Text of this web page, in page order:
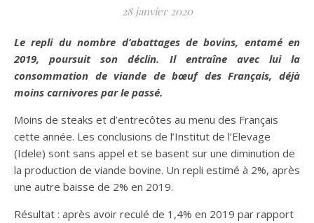
28 janvier 2020
Le repli du nombre d’abattages de bovins, entamé en
2019, poursuit son déclin. Il entraîne avec lui la
consommation de viande de bœuf des Français, déjà
moins carnivores par le passé.
Moins de steaks et d’entrecôtes au menu des Français
cette année. Les conclusions de l’Institut de l’Elevage
(Idele) sont sans appel et se basent sur une diminution de
la production de viande bovine. Un repli estimé à 2%, après
une autre baisse de 2% en 2019.
Résultat : après avoir reculé de 1,4% en 2019 par rapport